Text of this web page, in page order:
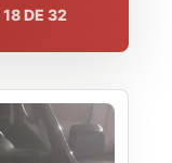
18DE 32